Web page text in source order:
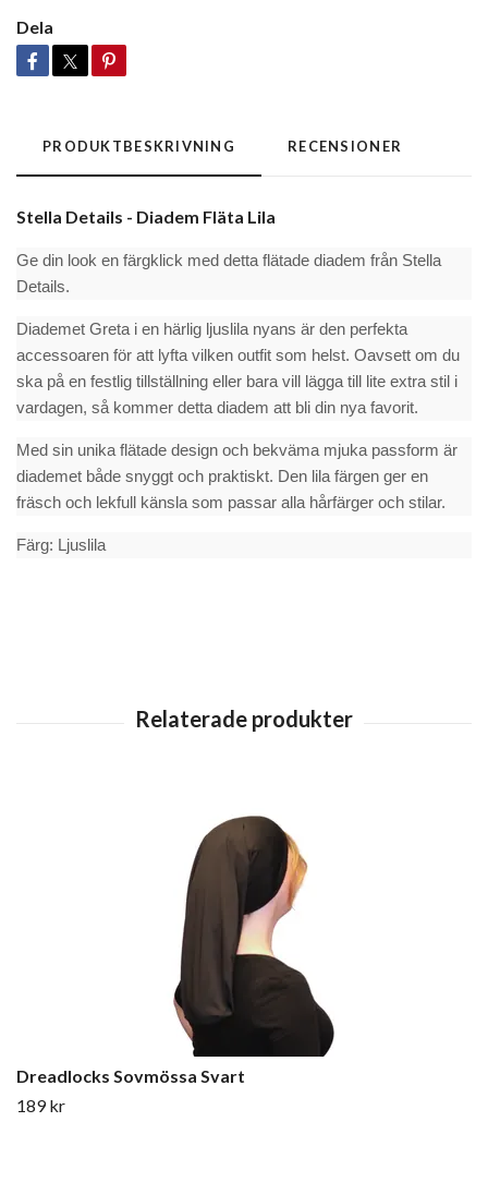
Dela
PRODUKTBESKRIVNING RECENSIONER
Stella Details - Diadem Fläta Lila
Ge din look en färgklick med detta flätade diadem från Stella
Details.
Diademet Greta i en härlig ljuslila nyans är den perfekta
accessoaren för att lyfta vilken outfit som helst. Oavsett om du
ska på en festlig tillställning eller bara vill lägga till lite extra stil i
vardagen, så kommer detta diadem att bli din nya favorit.
Med sin unika flätade design och bekväma mjuka passform är
diademet både snyggt och praktiskt. Den lila färgen ger en
fräsch och lekfull känsla som passar alla hårfärger och stilar.
Färg: Ljuslila
Dreadlocks Sovmössa Svart
189 kr